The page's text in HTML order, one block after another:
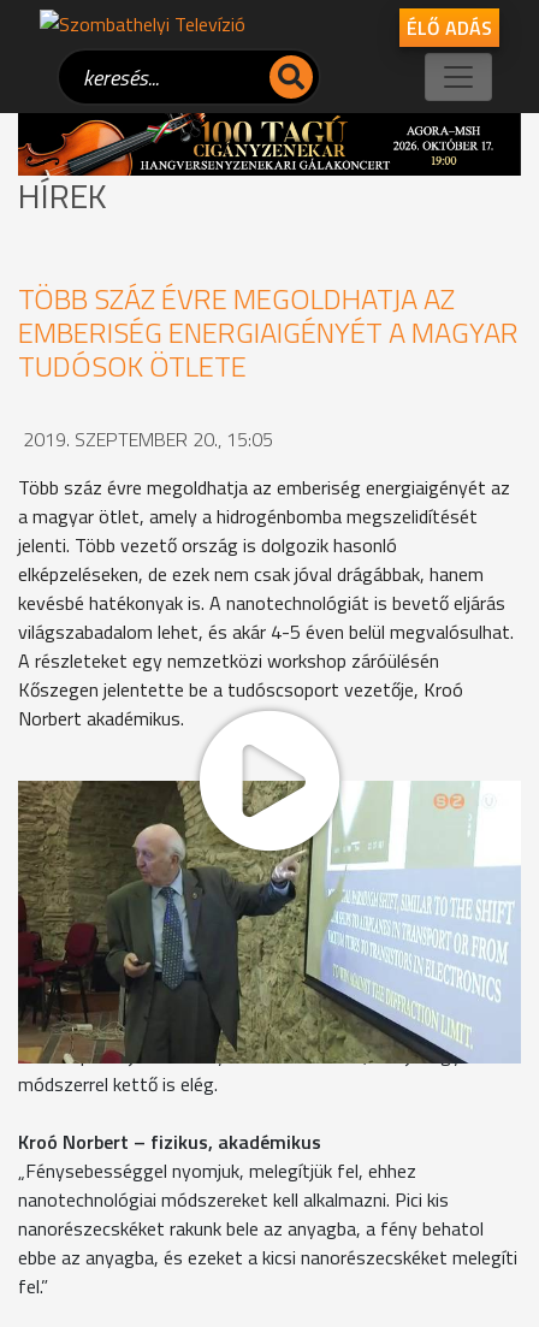
ÉLŐ ADÁS
HÍREK
TÖBB SZÁZ ÉVRE MEGOLDHATJA AZ
EMBERISÉG ENERGIAIGÉNYÉT A MAGYAR
TUDÓSOK ÖTLETE
2019. SZEPTEMBER 20., 15:05
Több száz évre megoldhatja az emberiség energiaigényét az
a magyar ötlet, amely a hidrogénbomba megszelidítését
jelenti. Több vezető ország is dolgozik hasonló
elképzeléseken, de ezek nem csak jóval drágábbak, hanem
kevésbé hatékonyak is. A nanotechnológiát is bevető eljárás
világszabadalom lehet, és akár 4-5 éven belül megvalósulhat.
A részleteket egy nemzetközi workshop záróülésén
Kőszegen jelentette be a tudóscsoport vezetője, Kroó
Norbert akadémikus.
Az emberiség jövőnek egyik kulcskérdése megtalálni azokat
az energiaforrásokat, amelyek nem teszik tönkre a
környezetet, és elegendő mennyiség áll belőle rendelkezésre.
Az atombomba megszelidítése az atomreaktorokban már
sikerült, a hidrogénbomba szolgálatba állításával már régóta
kísérleteznek. Ennek egyik alkotóeleme, a deutérium vagy
nehézvíz a tengerben korlátlan mennyiségben áll
rendelkezésre, a másik, a hidrogén radioaktív izotópja, a
trícium mesterségesen könnyen előállítható. Az USA-ban 192
lézerrel próbálják összenyomni a keveréket, az új magyar
módszerrel kettő is elég.
Kroó Norbert – fizikus, akadémikus
„Fénysebességgel nyomjuk, melegítjük fel, ehhez
nanotechnológiai módszereket kell alkalmazni. Pici kis
nanorészecskéket rakunk bele az anyagba, a fény behatol
ebbe az anyagba, és ezeket a kicsi nanorészecskéket melegíti
fel.”